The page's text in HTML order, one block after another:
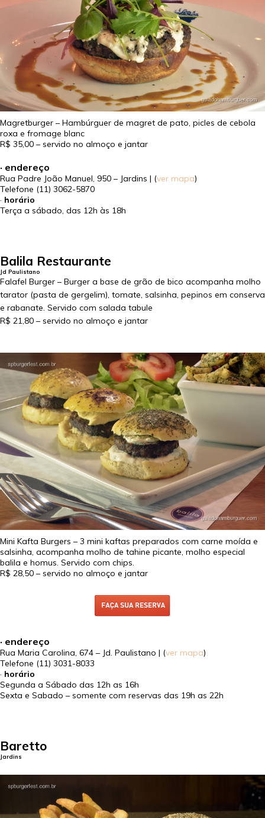
Magretburger – Hambúrguer de magret de pato, picles de cebola
roxa e fromage blanc
R$ 35,00 – servido no almoço e jantar
· endereço
Rua Padre João Manuel, 950 – Jardins | (ver mapa)
Telefone (11) 3062-5870
· horário
Terça a sábado, das 12h às 18h
Balila Restaurante
Jd Paulistano
Falafel Burger – Burger a base de grão de bico acompanha molho
tarator (pasta de gergelim), tomate, salsinha, pepinos em conserva
e rabanate. Servido com salada tabule
R$ 21,80 – servido no almoço e jantar
Mini Kafta Burgers – 3 mini kaftas preparados com carne moída e
salsinha, acompanha molho de tahine picante, molho especial
balila e homus. Servido com chips.
R$ 28,50 – servido no almoço e jantar
· endereço
Rua Maria Carolina, 674 – Jd. Paulistano | (ver mapa)
Telefone (11) 3031-8033
· horário
Segunda a Sábado das 12h as 16h
Sexta e Sabado – somente com reservas das 19h as 22h
Baretto
Jardins